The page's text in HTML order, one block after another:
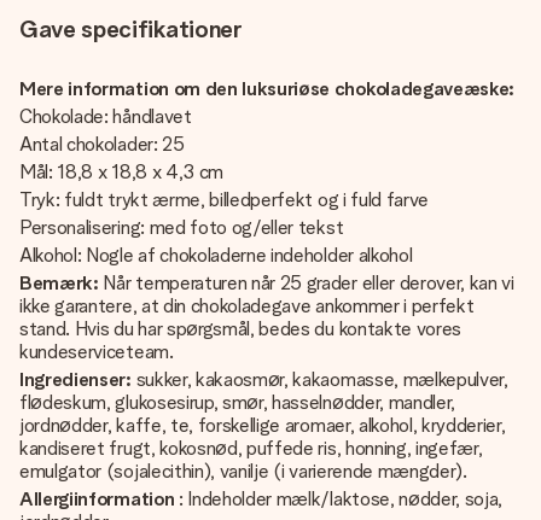
Gave specifikationer
Mere information om den luksuriøse chokoladegaveæske:
Chokolade: håndlavet
Antal chokolader: 25
Mål: 18,8 x 18,8 x 4,3 cm
Tryk: fuldt trykt ærme, billedperfekt og i fuld farve
Personalisering: med foto og/eller tekst
Alkohol: Nogle af chokoladerne indeholder alkohol
Bemærk: Når temperaturen når 25 grader eller derover, kan vi
ikke garantere, at din chokoladegave ankommer i perfekt
stand. Hvis du har spørgsmål, bedes du kontakte vores
kundeserviceteam.
Ingredienser: sukker, kakaosmør, kakaomasse, mælkepulver,
flødeskum, glukosesirup, smør, hasselnødder, mandler,
jordnødder, kaffe, te, forskellige aromaer, alkohol, krydderier,
kandiseret frugt, kokosnød, puffede ris, honning, ingefær,
emulgator (sojalecithin), vanilje (i varierende mængder).
Allergiinformation : Indeholder mælk/laktose, nødder, soja,